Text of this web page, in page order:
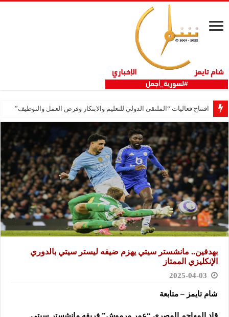
افتتاح فعاليات “الملتقى الدولي للتعليم والابتكار وفرص العمل والتوظيف”
بهدفين.. مانشستر سيتي يهزم ضيفه ليستر سيتي بالدوري
الإنكليزي الممتاز
2025-04-03
شام تايمز – متابعة
قاد المهاجم المصري “عمر مرموش” فريقه مانشستر سيتي